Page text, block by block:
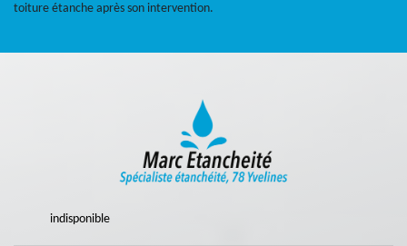
toiture étanche après son intervention.
indisponible